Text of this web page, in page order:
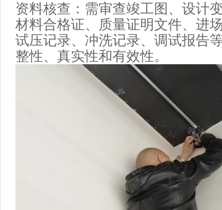
资料核查‌：需审查竣工图、设计
材料合格证、质量证明文件、进
试压记录、冲洗记录、调试报告
整性、真实性和有效性。